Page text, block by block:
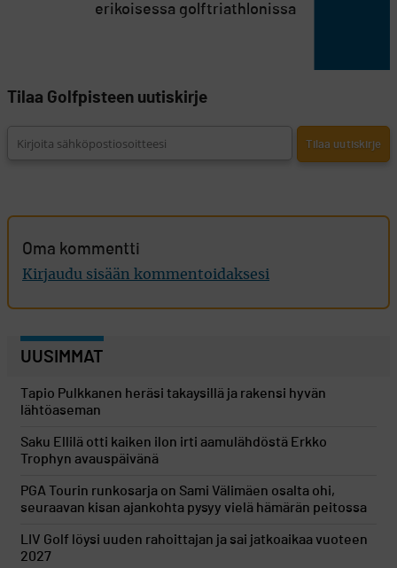
erikoisessa golftriathlonissa
Tilaa Golfpisteen uutiskirje
Oma kommentti
Kirjaudu sisään kommentoidaksesi
UUSIMMAT
Tapio Pulkkanen heräsi takaysillä ja rakensi hyvän
lähtöaseman
Saku Ellilä otti kaiken ilon irti aamulähdöstä Erkko
Trophyn avauspäivänä
PGA Tourin runkosarja on Sami Välimäen osalta ohi,
seuraavan kisan ajankohta pysyy vielä hämärän peitossa
LIV Golf löysi uuden rahoittajan ja sai jatkoaikaa vuoteen
2027